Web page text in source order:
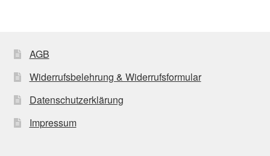
AGB
Widerrufsbelehrung & Widerrufsformular
Datenschutzerklärung
Impressum